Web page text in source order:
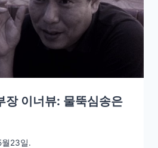
장 이너뷰: 물뚝심송은
23일.